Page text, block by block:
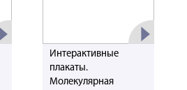
Интерактивные
плакаты.
Молекулярная